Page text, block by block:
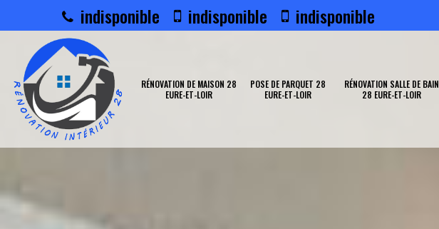
indisponible indisponible indisponible
RÉNOVATION DE MAISON 28
EURE-ET-LOIR
POSE DE PARQUET 28
EURE-ET-LOIR
RÉNOVATION SALLE DE BAIN
28 EURE-ET-LOIR